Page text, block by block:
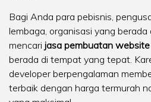
Bagi Anda para pebisnis,
lembaga, organisasi yang
mencari jasa pembuatan
berada di tempat yang tepat.
developer berpengalaman
terbaik dengan harga termurah